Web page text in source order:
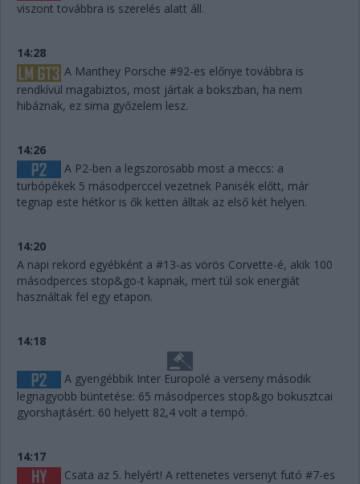
viszont továbbra is szerelés alatt áll.
14:28
A Manthey Porsche #92-es előnye továbbra is
rendkívül magabiztos, most jártak a bokszban, ha nem
hibáznak, ez sima győzelem lesz.
14:26
A P2-ben a legszorosabb most a meccs: a
turbópékek 5 másodperccel vezetnek Panisék előtt, már
tegnap este hétkor is ők ketten álltak az első két helyen.
14:20
A napi rekord egyébként a #13-as vörös Corvette-é, akik 100
másodperces stop&go-t kapnak, mert túl sok energiát
használtak fel egy etapon.
14:18
A gyengébbik Inter Europolé a verseny második
legnagyobb büntetése: 65 másodperces stop&go bokusztcai
gyorshajtásért. 60 helyett 82,4 volt a tempó.
14:17
Csata az 5. helyért! A rettenetes versenyt futó #7-es